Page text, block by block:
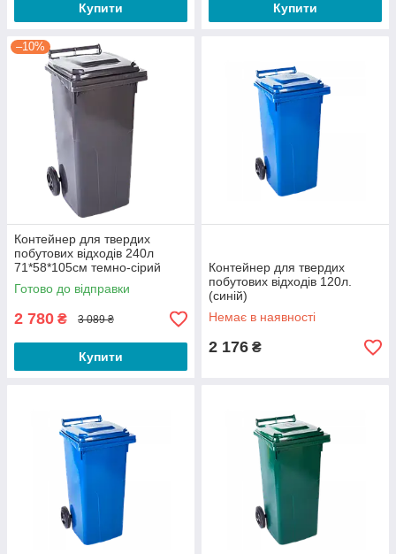
Купити Купити
–10%
Контейнер для твердих
побутових відходів 240л
71*58*105см темно-сірий
Алеана
Готово до відправки
2 780 ₴ 3 089 ₴
Купити
Контейнер для твердих
побутових відходів 120л.
(синій)
Немає в наявності
2 176 ₴